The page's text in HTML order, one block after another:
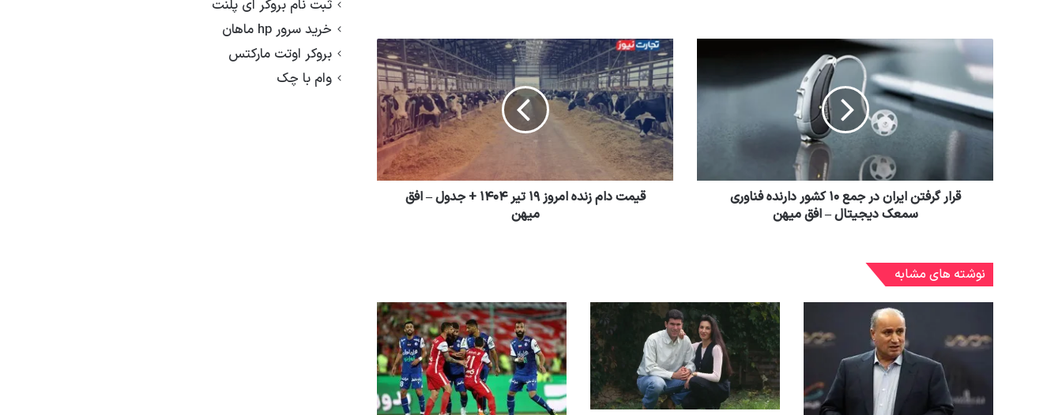
قرار گرفتن ایران در جمع ۱۰ کشور دارنده فناوری
سمعک دیجیتال – افق میهن
قیمت دام زنده امروز ۱۹ تیر ۱۴۰۴ + جدول – افق
میهن
نوشته های مشابه
ثبت نام بروکر ای پلنت
خرید سرور hp ماهان
بروکر اوتت مارکتس
وام با چک